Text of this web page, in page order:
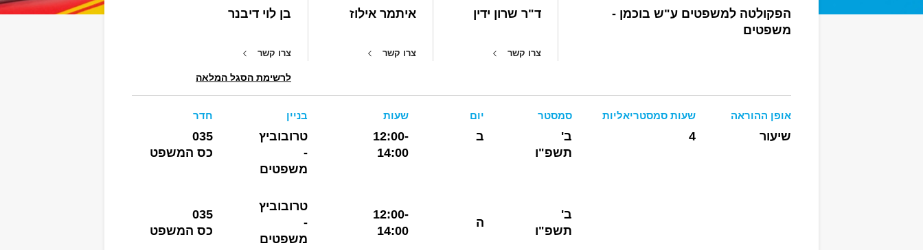
הפקולטה למשפטים ע"ש בוכמן -
משפטים
ד"ר שרון ידין
צרו קשר
איתמר אילוז
צרו קשר
בן לוי דיבנר
צרו קשר
לרשימת הסגל המלאה
אופן ההוראה
שיעור
שעות סמסטריאליות
4
סמסטר
ב'
תשפ"ו
יום
ב
שעות
12:00-
14:00
בניין
טרובוביץ
-
משפטים
חדר
035
כס המשפט
ב'
תשפ"ו
ה
12:00-
14:00
טרובוביץ
-
משפטים
035
כס המשפט